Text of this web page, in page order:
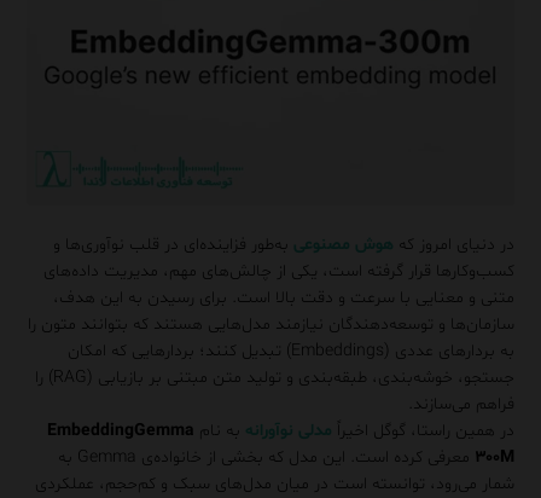
در دنیای امروز که هوش مصنوعی به‌طور فزاینده‌ای در قلب نوآوری‌ها و
کسب‌وکارها قرار گرفته است، یکی از چالش‌های مهم، مدیریت داده‌های
متنی و معنایی با سرعت و دقت بالا است. برای رسیدن به این هدف،
سازمان‌ها و توسعه‌دهندگان نیازمند مدل‌هایی هستند که بتوانند متون را
به بردارهای عددی (Embeddings) تبدیل کنند؛ بردارهایی که امکان
جستجو، خوشه‌بندی، طبقه‌بندی و تولید متن مبتنی بر بازیابی (RAG) را
فراهم می‌سازند.
در همین راستا، گوگل اخیراً مدلی نوآورانه به نام EmbeddingGemma
۳۰۰M
معرفی کرده است. این مدل که بخشی از خانواده‌ی Gemma به
شمار می‌رود، توانسته است در میان مدل‌های سبک و کم‌حجم، عملکردی